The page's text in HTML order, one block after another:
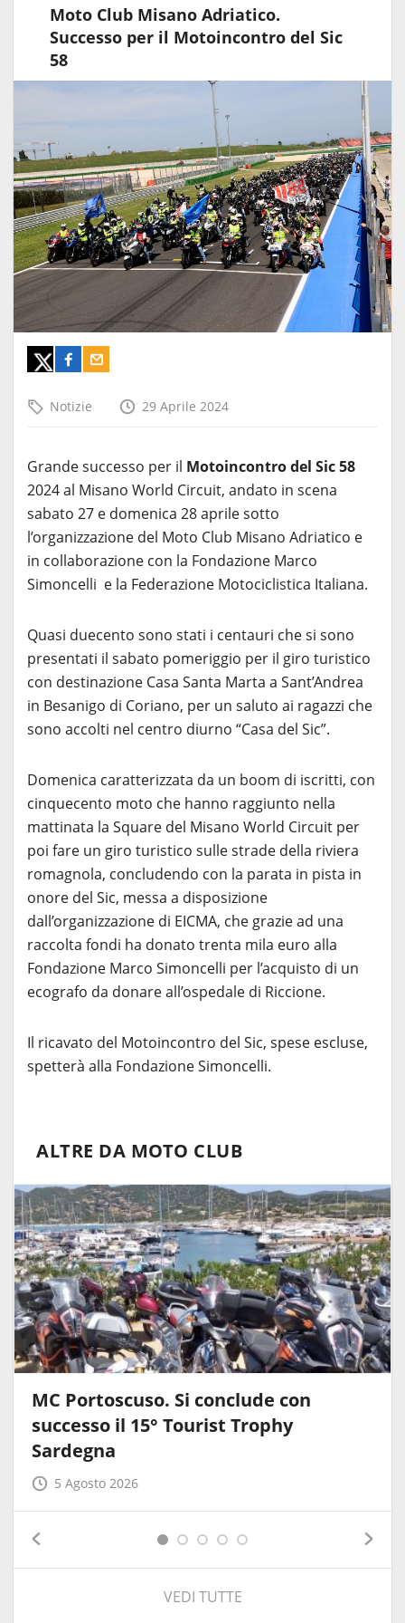
Moto Club Misano Adriatico.
Successo per il Motoincontro del Sic
58
Notizie 29 Aprile 2024
Grande successo per il Motoincontro del Sic 58
2024 al Misano World Circuit, andato in scena
sabato 27 e domenica 28 aprile sotto
l’organizzazione del Moto Club Misano Adriatico e
in collaborazione con la Fondazione Marco
Simoncelli e la Federazione Motociclistica Italiana.
Quasi duecento sono stati i centauri che si sono
presentati il sabato pomeriggio per il giro turistico
con destinazione Casa Santa Marta a Sant’Andrea
in Besanigo di Coriano, per un saluto ai ragazzi che
sono accolti nel centro diurno “Casa del Sic”.
Domenica caratterizzata da un boom di iscritti, con
cinquecento moto che hanno raggiunto nella
mattinata la Square del Misano World Circuit per
poi fare un giro turistico sulle strade della riviera
romagnola, concludendo con la parata in pista in
onore del Sic, messa a disposizione
dall’organizzazione di EICMA, che grazie ad una
raccolta fondi ha donato trenta mila euro alla
Fondazione Marco Simoncelli per l’acquisto di un
ecografo da donare all’ospedale di Riccione.
Il ricavato del Motoincontro del Sic, spese escluse,
spetterà alla Fondazione Simoncelli.
ALTRE DA MOTO CLUB
MC Portoscuso. Si conclude con
successo il 15° Tourist Trophy
Sardegna
5 Agosto 2026
VEDI TUTTE